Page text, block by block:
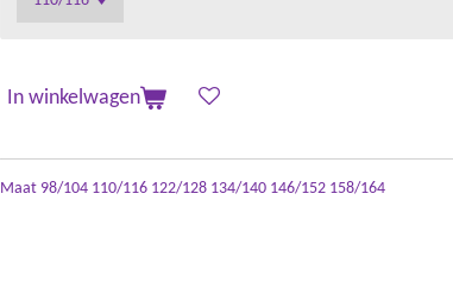
In winkelwagen
Maat 98/104 110/116 122/128 134/140 146/152 158/164